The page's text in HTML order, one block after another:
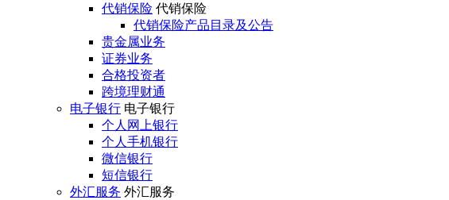
代销保险 代销保险
代销保险产品目录及公告
贵金属业务
证券业务
合格投资者
跨境理财通
电子银行 电子银行
个人网上银行
个人手机银行
微信银行
短信银行
外汇服务 外汇服务